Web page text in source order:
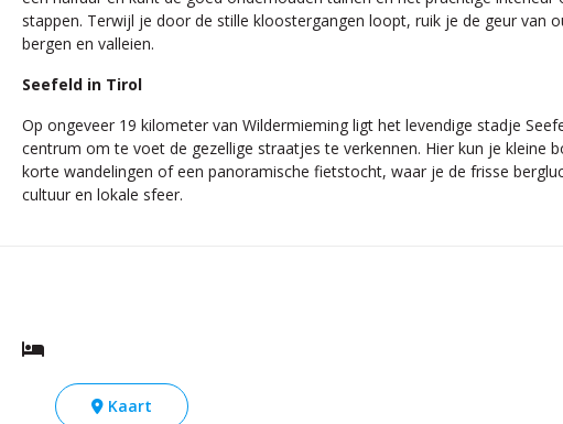
stappen. Terwijl je door de stille kloostergangen loopt, ruik je de geur van
bergen en valleien.
Seefeld in Tirol
Op ongeveer 19 kilometer van Wildermieming ligt het levendige stadje
centrum om te voet de gezellige straatjes te verkennen. Hier kun je kleine
korte wandelingen of een panoramische fietstocht, waar je de frisse
cultuur en lokale sfeer.
Kaart